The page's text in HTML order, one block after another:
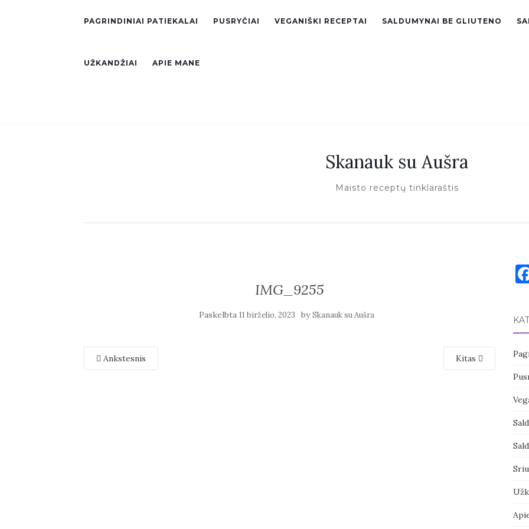
PAGRINDINIAI PATIEKALAI PUSRYČIAI VEGANIŠKI RECEPTAI SALDUMYNAI BE GLIUTENO
UŽKANDŽIAI APIE MANE
Skanauk su Aušra
Maisto receptų tinklaraštis
IMG_9255
Paskelbta 11 birželio, 2023 bySkanauk su Aušra
Ankstesnis Kitas